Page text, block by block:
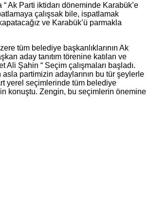
Ak Parti iktidarı döneminde Karabük’e
çalışsak bile, ispatlamak
ve Karabük’ü parmakla
tüm belediye başkanlıklarının Ak
aday tanıtım törenine katılan ve
Şahin “ Seçim çalışmaları başladı.
partimizin adaylarının bu tür şeylerle
yerel seçimlerinde tüm belediye
konuştu. Zengin, bu seçimlerin önemine